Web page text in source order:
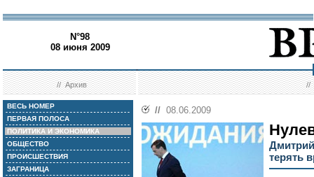
N°98
08 июня 2009
//Архив //
ВЕСЬ НОМЕР
ПЕРВАЯ ПОЛОСА
ПОЛИТИКА И ЭКОНОМИКА
ОБЩЕСТВО
ПРОИСШЕСТВИЯ
ЗАГРАНИЦА
// 08.06.2009
терять